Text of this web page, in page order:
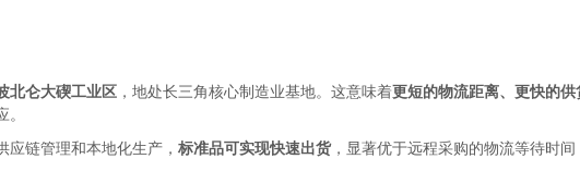
北仑大碶工业区 ，地处长三角核心制造业基地。这意味着更短的物流距离、更快的供
应链管理和本地化生产， 标准品可实现快速出货，显著优于远程采购的物流等待时